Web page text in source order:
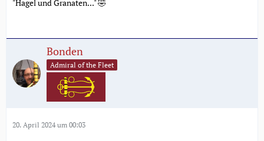
"Hagel und Granaten..." 🤣
Bonden
Admiral of the Fleet
20. April 2024 um 00:03